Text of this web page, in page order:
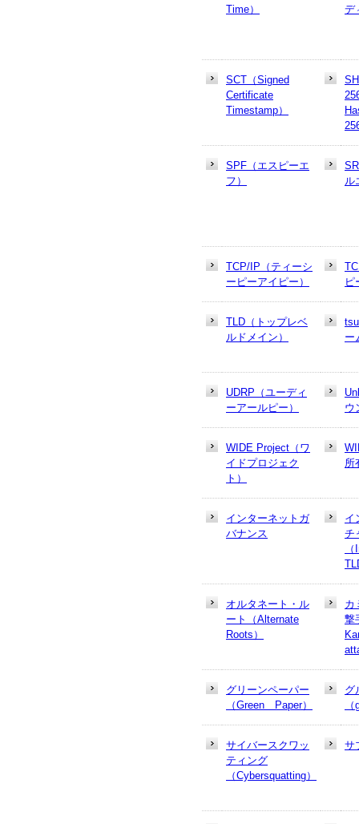
Time） デ
SCT（Signed
Certificate
Timestamp）
SPF（エスピーエ
フ）
ル
TCP/IP（ティーシ
ーピーアイピー）
ピ
TLD（トップレベ
ルドメイン）
ー
UDRP（ユーディ
ーアールピー）
ウ
WIDE Project（ワ
イドプロジェク
ト）
所
インターネットガ
バナンス
イ
チ
オルタネート・ル
ート（Alternate
Roots）
カ
撃
グリーンペーパー
（Green Paper）
グ
サイバースクワッ
ティング
（Cybersquatting）
サ